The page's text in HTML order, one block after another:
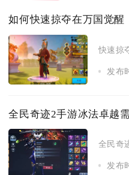
如何快速掠夺在万国觉醒
快速掠
发布
全民奇迹2手游冰法卓越
全民奇
发布